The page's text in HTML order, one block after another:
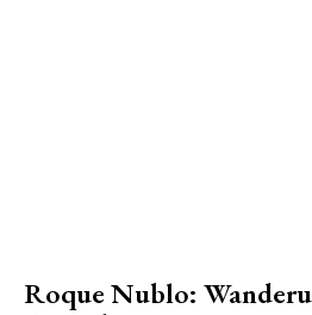
Roque Nublo: